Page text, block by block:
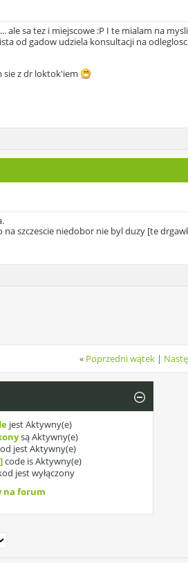
ale sa tez i miejscowe :P I te mialam na
od gadow udziela konsultacji na
sie z dr loktok'iem
szczescie niedobor nie byl duzy [te
« Poprzedni wątek |
jestAktywny(e)
sąAktywny(e)
jestAktywny(e)
code isAktywny(e)
jestwyłączony
na forum